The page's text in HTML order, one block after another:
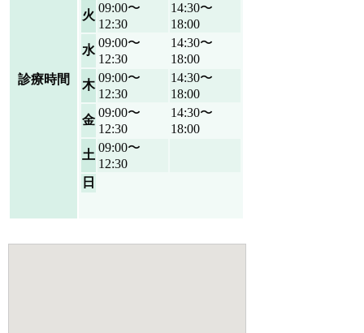
診療時間
火
09:00〜
12:30
14:30〜
18:00
水
09:00〜
12:30
14:30〜
18:00
木
09:00〜
12:30
14:30〜
18:00
金
09:00〜
12:30
14:30〜
18:00
土
09:00〜
12:30
日